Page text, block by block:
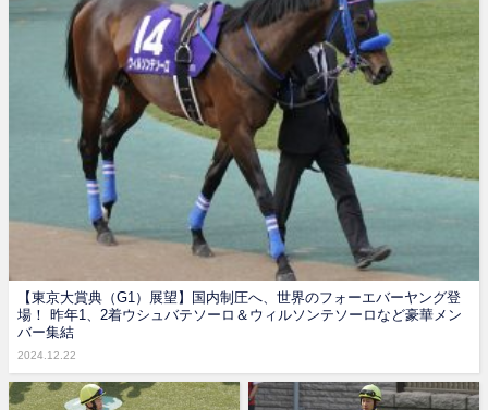
【東京大賞典（G1）展望】国内制圧へ、世界のフォーエバーヤング登
場！ 昨年1、2着ウシュバテソーロ＆ウィルソンテソーロなど豪華メン
バー集結
2024.12.22